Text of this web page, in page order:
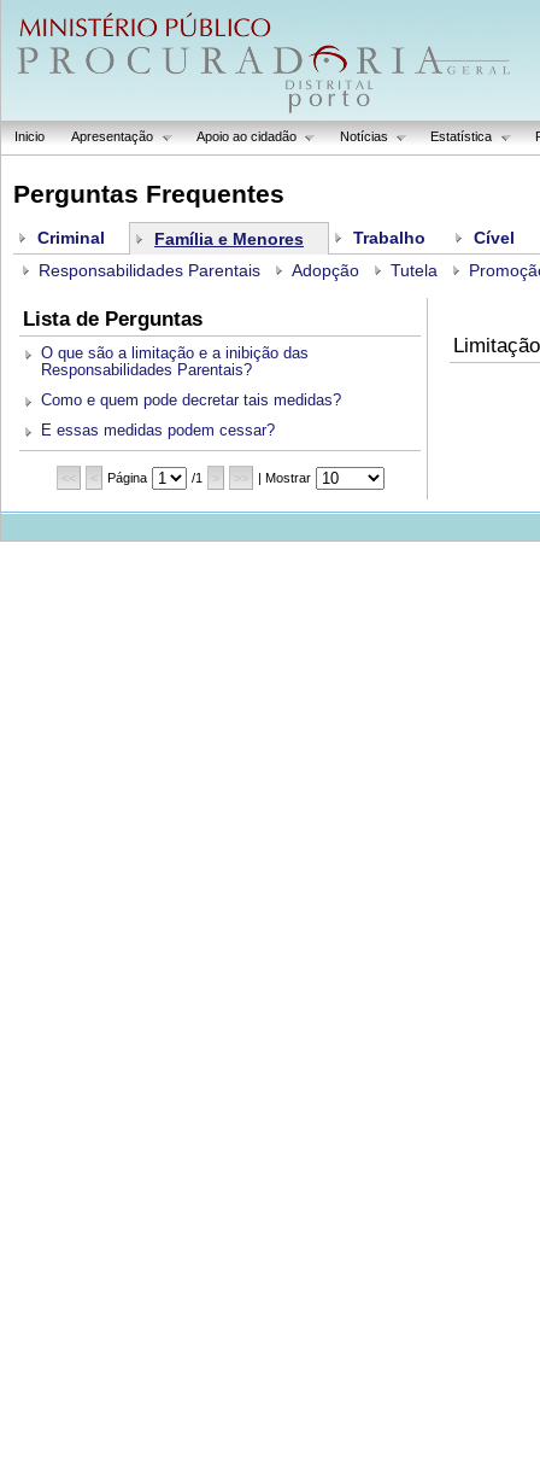
Inicio Apresentação Apoio ao cidadão Notícias Estatística
Perguntas Frequentes
Criminal Família e Menores Trabalho
Cível
Responsabilidades Parentais
Adopção Tutela
Lista de Perguntas
O que são a limitação e a inibição das
Responsabilidades Parentais?
Como e quem pode decretar tais medidas?
E essas medidas podem cessar?
<< < Página /1 > >> | Mostrar